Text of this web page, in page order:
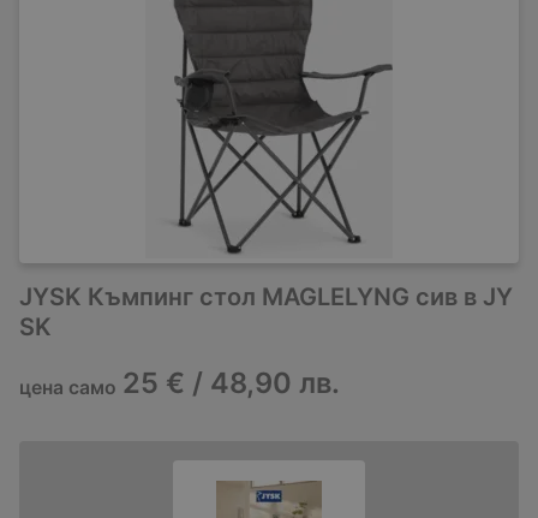
JYSK Къмпинг стол MAGLELYNG сив в JY
SK
цена само 25 € / 48,90 лв.